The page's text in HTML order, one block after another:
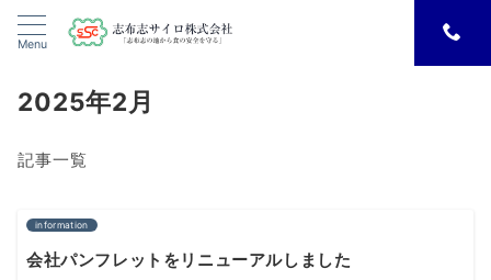
Menu
2025年2月
記事一覧
information
会社パンフレットをリニューアルしました